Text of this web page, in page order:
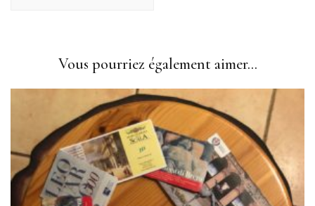
Vous pourriez également aimer...